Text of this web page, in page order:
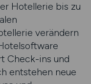
Hotellerie bis zu
verändern
Check-ins und
entstehen neue